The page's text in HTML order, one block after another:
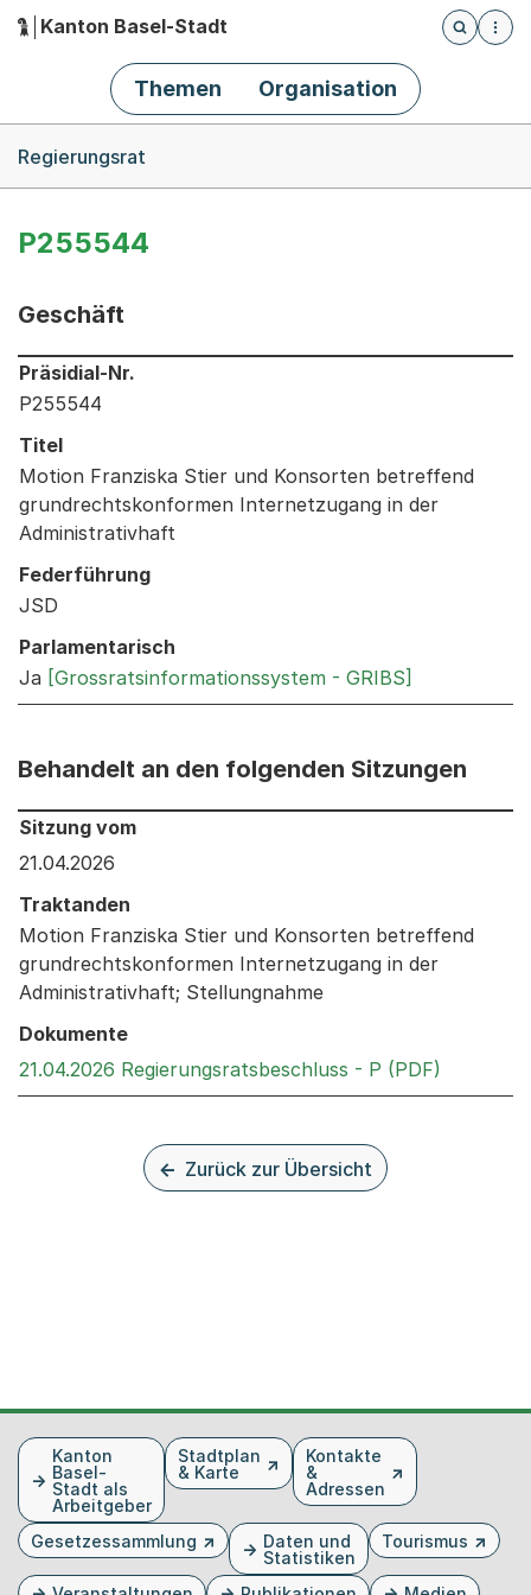
Hauptnavigation
Kanton Basel-Stadt
Öffnet
Themen Organisation
Regierungsrat
P255544
Geschäft
Informationen zum Ausgewählten Geschäft
Präsidial-Nr.
P255544
Titel
Motion Franziska Stier und Konsorten betreffend
grundrechtskonformen Internetzugang in der
Administrativhaft
Federführung
JSD
Parlamentarisch
Ja [Grossratsinformationssystem - GRIBS]
Behandelt an den folgenden Sitzungen
Behandelt an den folgenden Sitzungen: Informationen
Sitzung vom
21.04.2026
Traktanden
Motion Franziska Stier und Konsorten betreffend
grundrechtskonformen Internetzugang in der
Administrativhaft; Stellungnahme
Dokumente
21.04.2026 Regierungsratsbeschluss - P (PDF)
Zurück zur Übersicht
FusszeileKanton
Basel-
Stadt als
Arbeitgeber
Stadtplan
& Karte
Kontakte
&
Adressen
Gesetzessammlung
Daten und
Statistiken
Tourismus